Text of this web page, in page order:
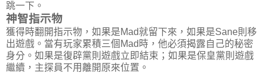
跳一下。
神智指示物
獲得時翻開指示物，如果是Mad就留下來，如果是Sane則移
出遊戲。當有玩家累積三個Mad時，他必須揭露自己的秘密
身分。如果是復辟黨則遊戲立即結束；如果是保皇黨則遊戲
繼續，主探員不用離開原來位置。